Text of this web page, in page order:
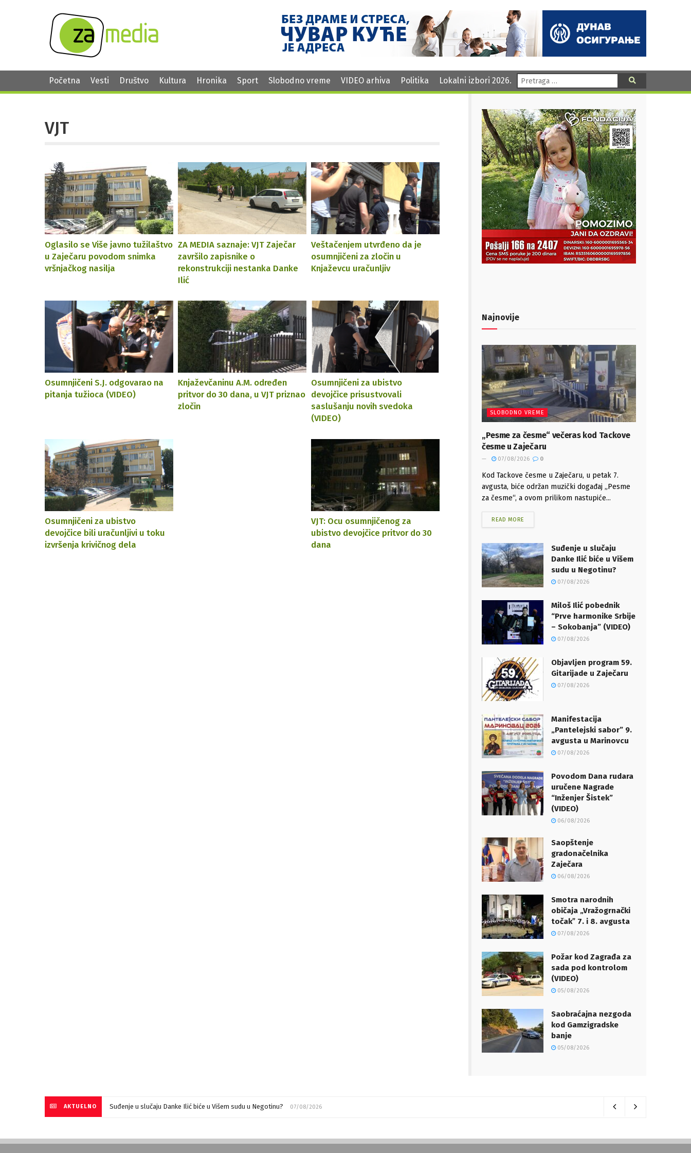
Početna Vesti Društvo Kultura Hronika Sport Slobodno vreme VIDEO arhiva Politika Lokalni izbori 2026. Pretraga:
VJT
Oglasilo se Više javno tužilaštvo
u Zaječaru povodom snimka
vršnjačkog nasilja
ZA MEDIA saznaje: VJT Zaječar
završilo zapisnike o
rekonstrukciji nestanka Danke
Ilić
Veštačenjem utvrđeno da je
osumnjičeni za zločin u
Knjaževcu uračunljiv
Osumnjičeni S.J. odgovarao na
pitanja tužioca (VIDEO)
Knjaževčaninu A.M. određen
pritvor do 30 dana, u VJT priznao
zločin
Osumnjičeni za ubistvo
devojčice prisustvovali
saslušanju novih svedoka
(VIDEO)
Osumnjičeni za ubistvo
devojčice bili uračunljivi u toku
izvršenja krivičnog dela
VJT: Ocu osumnjičenog za
ubistvo devojčice pritvor do 30
dana
Najnovije
SLOBODNO VREME
„Pesme za česme“ večeras kod Tackove
česme u Zaječaru
07/08/2026 0
Kod Tackove česme u Zaječaru, u petak 7.
avgusta, biće održan muzički događaj „Pesme
za česme“, a ovom prilikom nastupiće...
READ MORE
Suđenje u slučaju
Danke Ilić biće u Višem
sudu u Negotinu?
07/08/2026
Miloš Ilić pobednik
“Prve harmonike Srbije
– Sokobanja” (VIDEO)
07/08/2026
Objavljen program 59.
Gitarijade u Zaječaru
07/08/2026
Manifestacija
„Pantelejski sabor” 9.
avgusta u Marinovcu
07/08/2026
Povodom Dana rudara
uručene Nagrade
“Inženjer Šistek”
(VIDEO)
06/08/2026
Saopštenje
gradonačelnika
Zaječara
06/08/2026
Smotra narodnih
običaja „Vražogrnački
točakˮ 7. i 8. avgusta
07/08/2026
Požar kod Zagrađa za
sada pod kontrolom
(VIDEO)
05/08/2026
Saobraćajna nezgoda
kod Gamzigradske
banje
05/08/2026
AKTUELNO Suđenje u slučaju Danke Ilić biće u Višem sudu u Negotinu? 07/08/2026